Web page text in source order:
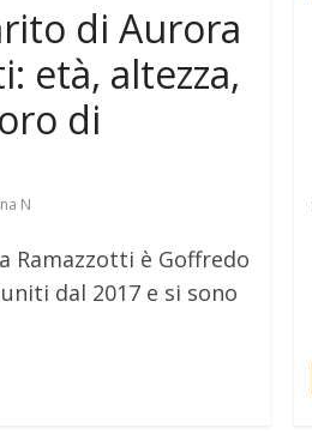
di Aurora
età, altezza,
di
N
Ramazzotti è Goffredo
dal 2017 e si sono